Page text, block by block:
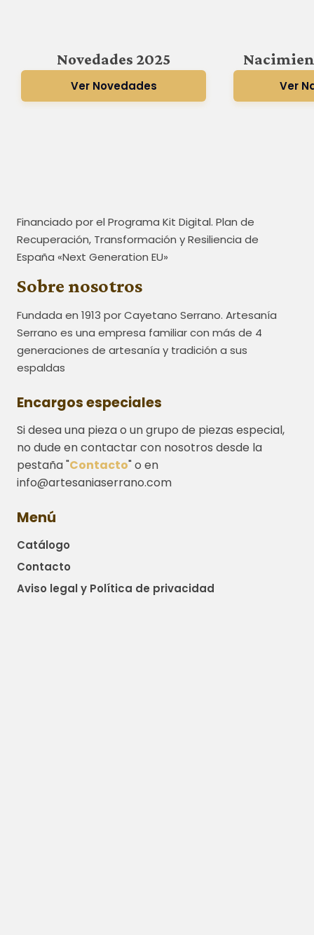
Novedades 2025
Ver Novedades Ver
Financiado por el Programa Kit Digital. Plan de
Recuperación, Transformación y Resiliencia de
España «Next Generation EU»
Sobre nosotros
Fundada en 1913 por Cayetano Serrano. Artesanía
Serrano es una empresa familiar con más de 4
generaciones de artesanía y tradición a sus
espaldas
Encargos especiales
Si desea una pieza o un grupo de piezas especial,
no dude en contactar con nosotros desde la
pestaña "Contacto" o en
info@artesaniaserrano.com
Menú
Catálogo
Contacto
Aviso legal y Política de privacidad